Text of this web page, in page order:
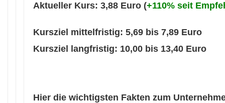
Aktueller Kurs: 3,88 Euro (+110% seit
Kursziel mittelfristig: 5,69 bis 7,89 Euro
Kursziel langfristig: 10,00 bis 13,40 Euro
Hier die wichtigsten Fakten zum